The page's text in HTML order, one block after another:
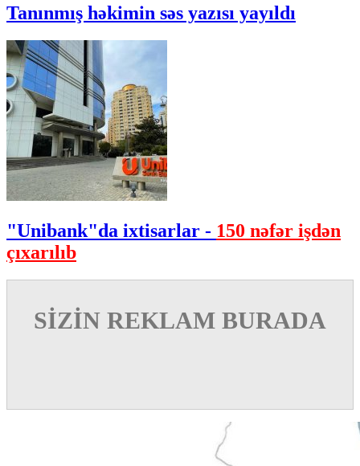
Tanınmış həkimin səs yazısı yayıldı
"Unibank"da ixtisarlar - 150 nəfər işdən
çıxarılıb
SİZİN REKLAM BURADA